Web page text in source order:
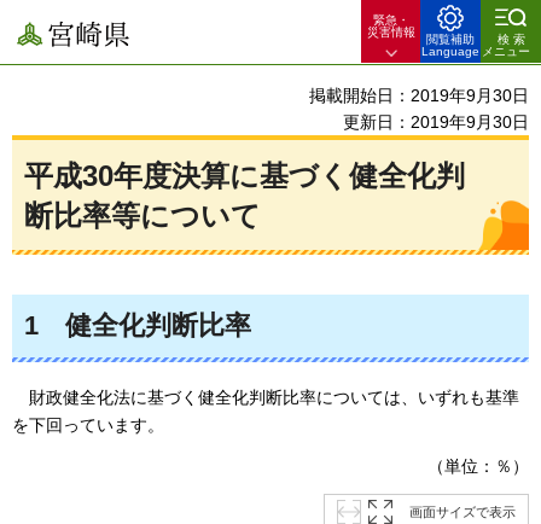
宮崎県
緊急・
災害情報
閲覧補助
Language
検索
メニュー
掲載開始日：2019年9月30日
更新日：2019年9月30日
平成30年度決算に基づく健全化判
断比率等について
1 健全化判断比率
財政健全化法に基づく 健全化判断比率については、いずれも基準
を下回っています。
（単位：％）
画面サイズで表示